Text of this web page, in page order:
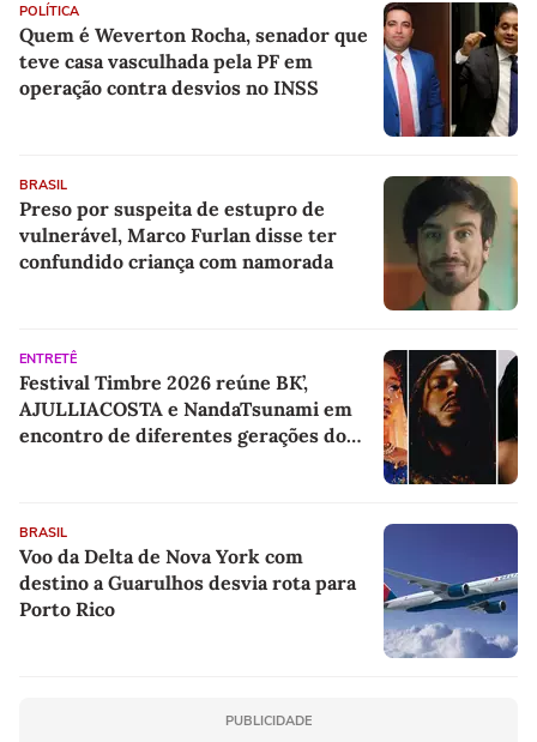
POLÍTICA
Quem é Weverton Rocha, senador que
teve casa vasculhada pela PF em
operação contra desvios no INSS
BRASIL
Preso por suspeita de estupro de
vulnerável, Marco Furlan disse ter
confundido criança com namorada
ENTRETÊ
Festival Timbre 2026 reúne BK’,
AJULLIACOSTA e NandaTsunami em
encontro de diferentes gerações do
BRASIL
Voo da Delta de Nova York com
destino a Guarulhos desvia rota para
Porto Rico
PUBLICIDADE